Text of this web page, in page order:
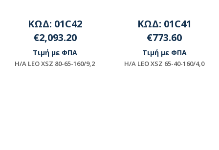
ΚΩΔ: 01C42
€2,093.20
Τιμή με ΦΠΑ
H/A LEO XSZ 80-65-160/9,2
ΚΩΔ: 01C41
€773.60
Τιμή με ΦΠΑ
H/A LEO XSZ 65-40-160/4,0